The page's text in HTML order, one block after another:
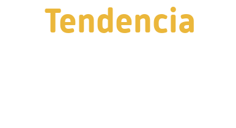
Tendencia